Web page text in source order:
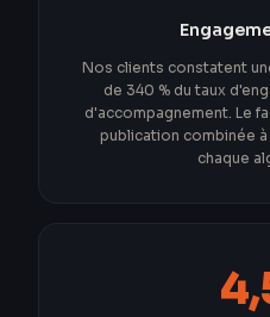
Nos clients constatent
de 340 % du taux
d'accompagnement. Le
publication combinée
chaque